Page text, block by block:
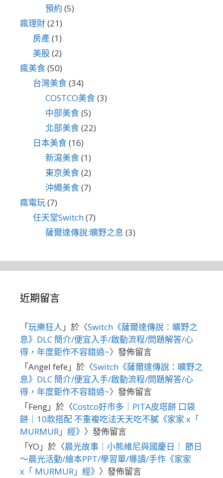
預約 (5)
瘋理財(21)
房產 (1)
美股(2)
瘋美食(50)
台灣美食(34)
COSTCO美食(3)
中部美食(5)
北部美食(22)
日本美食(16)
新瀉美食(1)
東京美食(2)
沖繩美食(7)
瘋電玩(7)
任天堂Switch(7)
薩爾達傳說:曠野之息 (3)
近期留言
「玩樂狂人 」於〈Switch《薩爾達傳說：曠野之
息》DLC 簡介/便宜入手/啟動流程/問題解答/心
得，年度鉅作不容錯過~〉發佈留言
「Angel fefe 」於〈Switch《薩爾達傳說：曠野之
息》DLC 簡介/便宜入手/啟動流程/問題解答/心
得，年度鉅作不容錯過~〉發佈留言
「Feng」於〈Costco好市多｜PITA皮塔餅 口袋
餅｜10款搭配 不重複吃法天天吃不膩《家家 x「
MURMUR」經》 〉發佈留言
「YO 」於〈晨光故事｜小熊維尼與國慶日｜ 節日
～晨光活動/繪本PPT/學習單/導讀/手作《家家
x「 MURMUR」經》 〉發佈留言